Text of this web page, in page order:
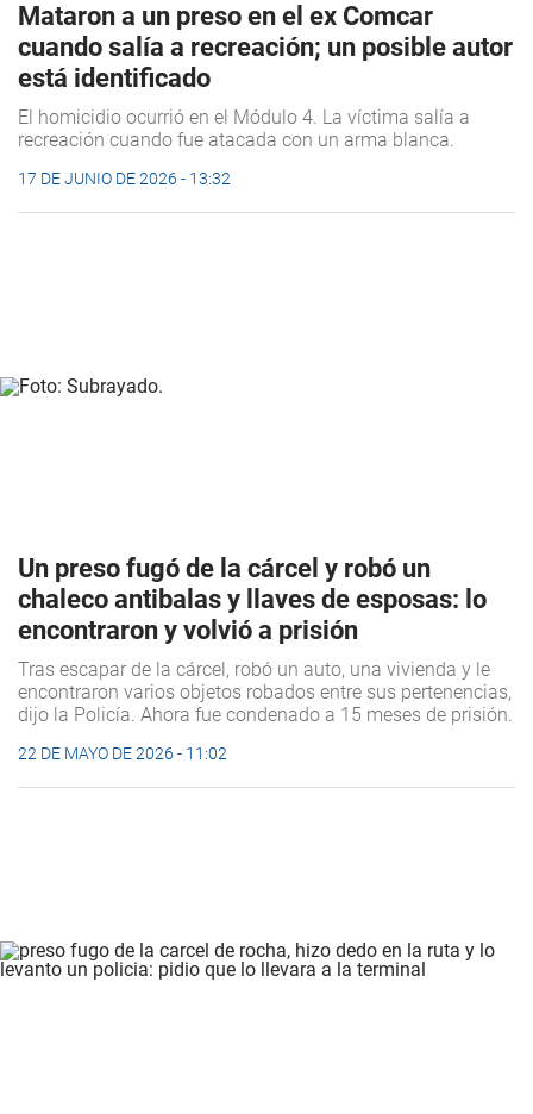
Mataron a un preso en el ex Comcar
cuando salía a recreación; un posible autor
está identificado
El homicidio ocurrió en el Módulo 4. La víctima salía a
recreación cuando fue atacada con un arma blanca.
17 DE JUNIO DE 2026 - 13:32
Un preso fugó de la cárcel y robó un
chaleco antibalas y llaves de esposas: lo
encontraron y volvió a prisión
Tras escapar de la cárcel, robó un auto, una vivienda y le
encontraron varios objetos robados entre sus pertenencias,
dijo la Policía. Ahora fue condenado a 15 meses de prisión.
22 DE MAYO DE 2026 - 11:02